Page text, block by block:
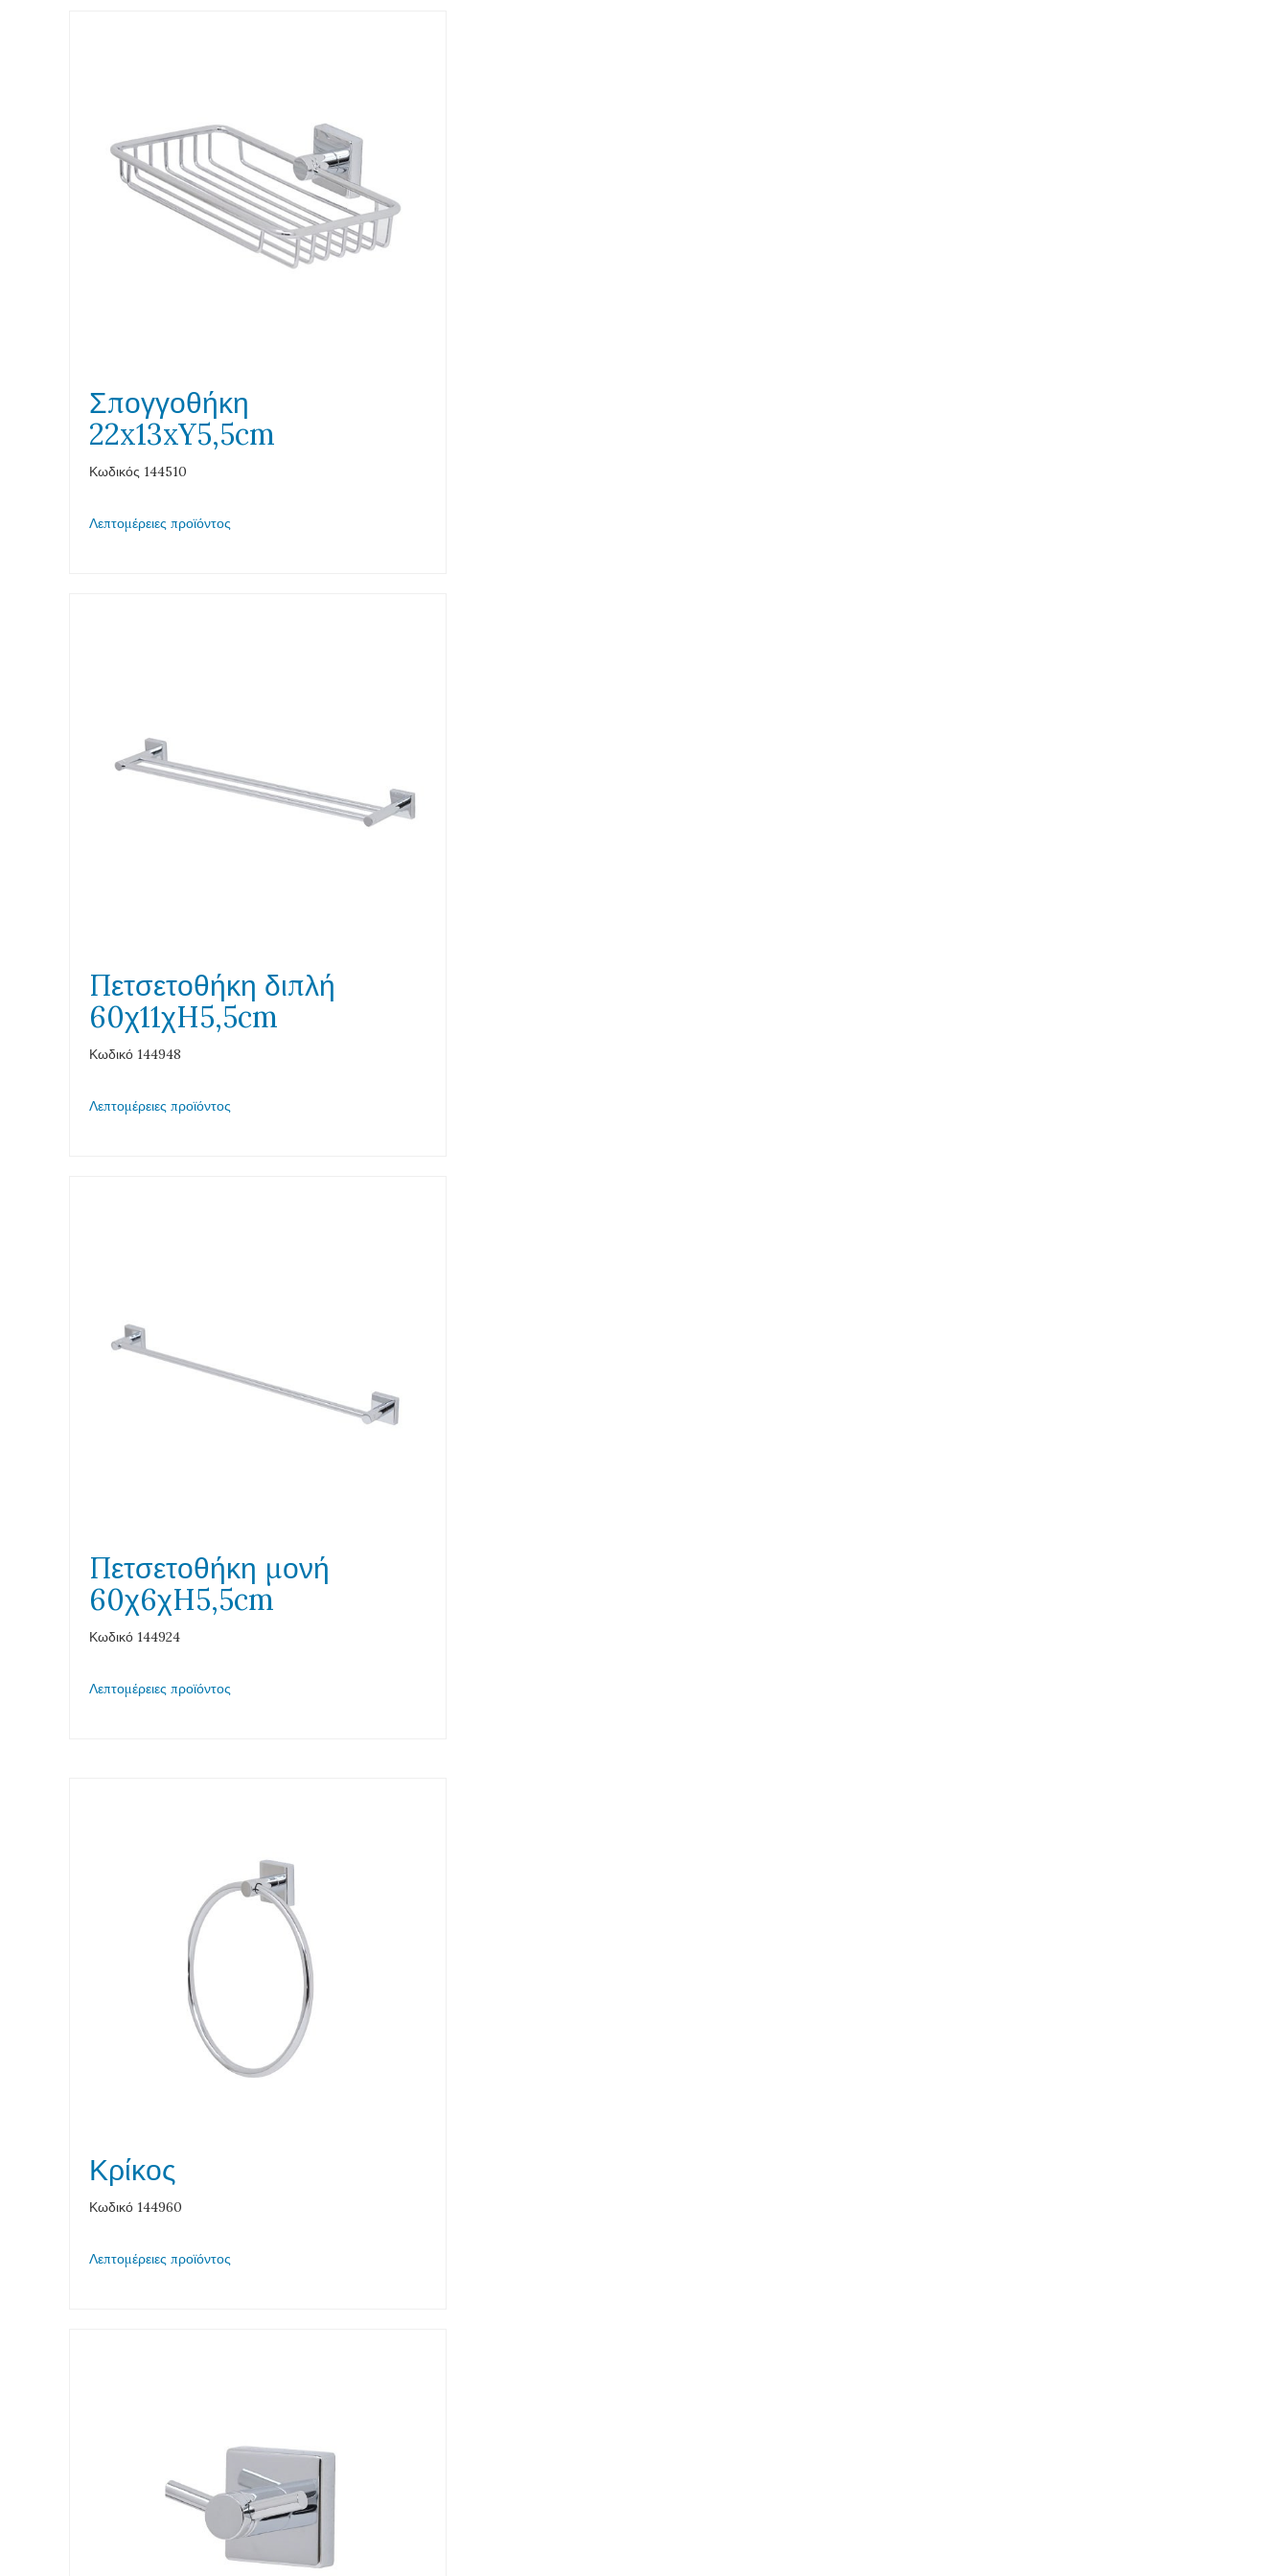
Σπογγοθήκη
22x13xY5,5cm
Κωδικός 144510
Λεπτομέρειες προϊόντος
Πετσετοθήκη διπλή
60χ11χH5,5cm
Κωδικό 144948
Λεπτομέρειες προϊόντος
Πετσετοθήκη μονή
60χ6χH5,5cm
Κωδικό 144924
Λεπτομέρειες προϊόντος
Κρίκος
Κωδικό 144960
Λεπτομέρειες προϊόντος